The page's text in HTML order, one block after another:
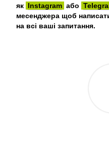
як Instagram або
месенджера щоб
на всі ваші запитання.